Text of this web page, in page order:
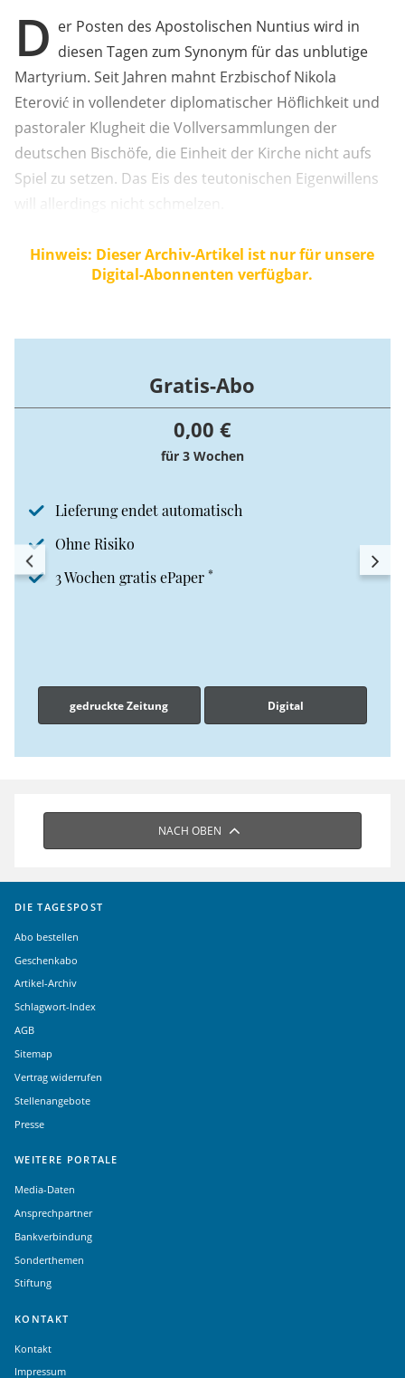
D er Posten des Apostolischen Nuntius wird in
diesen Tagen zum Synonym für das unblutige
Martyrium. Seit Jahren mahnt Erzbischof Nikola
Eterović in vollendeter diplomatischer Höflichkeit und
pastoraler Klugheit die Vollversammlungen der
deutschen Bischöfe, die Einheit der Kirche nicht aufs
Spiel zu setzen. Das Eis des teutonischen Eigenwillens
Hinweis: Dieser Archiv-Artikel ist nur für unsere
Digital-Abonnenten verfügbar.
Gratis-Abo
0,00 €
für 3 Wochen
Lieferung endet automatisch
Ohne Risiko
3 Wochen gratis ePaper *
gedruckte Zeitung Digital
NACH OBEN
DIE TAGESPOST
Abo bestellen
Geschenkabo
Artikel-Archiv
Schlagwort-Index
AGB
Sitemap
Vertrag widerrufen
Stellenangebote
Presse
WEITERE PORTALE
Media-Daten
Ansprechpartner
Bankverbindung
Sonderthemen
Stiftung
KONTAKT
Kontakt
Impressum